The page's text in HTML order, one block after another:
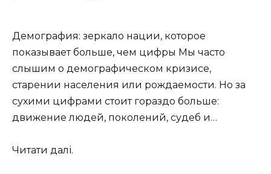
Демография: зеркало нации, которое
показывает больше, чем цифры Мы часто
слышим о демографическом кризисе,
старении населения или рождаемости. Но за
сухими цифрами стоит гораздо больше:
движение людей, поколений, судеб и…
Читати далі.